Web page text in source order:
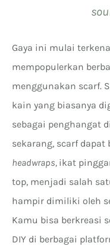
Gaya ini mulai
mempopulerkan
menggunakan scarf.
kain yang biasanya
sebagai penghangat
sekarang, scarf
headwraps, ikat
top, menjadi salah
hampir dimiliki oleh
Kamu bisa berkreasi
DIY di berbagai